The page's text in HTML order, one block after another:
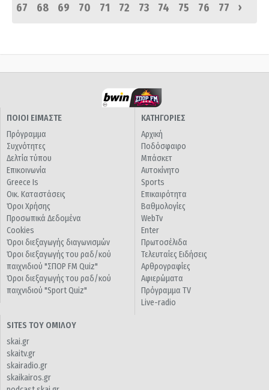
67
68 69 70 71 72 73 74 75 76 77 ›
ΠΟΙΟΙ ΕΙΜΑΣΤΕ
Πρόγραμμα
Συχνότητες
Δελτία τύπου
Επικοινωνία
Greece Is
Οικ. Καταστάσεις
Όροι Χρήσης
Προσωπικά Δεδομένα
Cookies
Όροι διεξαγωγής διαγωνισμών
Όροι διεξαγωγής του ραδ/κού
παιχνιδιού "ΣΠΟΡ FM Quiz"
Όροι διεξαγωγής του ραδ/κού
παιχνιδιού "Sport Quiz"
ΚΑΤΗΓΟΡΙΕΣ
Αρχική
Ποδόσφαιρο
Μπάσκετ
Αυτοκίνητο
Sports
Επικαιρότητα
Βαθμολογίες
WebTv
Enter
Πρωτοσέλιδα
Τελευταίες Ειδήσεις
Αρθρογραφίες
Αφιερώματα
Πρόγραμμα TV
Live-radio
SITES ΤΟΥ ΟΜΙΛΟΥ
skai.gr
skaitv.gr
skairadio.gr
skaikairos.gr